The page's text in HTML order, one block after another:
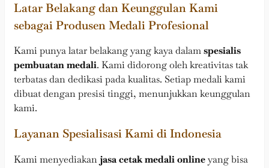
Latar Belakang dan Keunggulan Kami
sebagai Produsen Medali Profesional
Kami punya latar belakang yang kaya dalamspesialis
pembuatan medali. Kami didorong oleh kreativitas tak
terbatas dan dedikasi pada kualitas. Setiap medali kami
dibuat dengan presisi tinggi, menunjukkan keunggulan
kami.
Layanan Spesialisasi Kami di Indonesia
Kami menyediakan jasa cetak medali onlineyang bisa